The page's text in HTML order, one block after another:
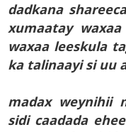
dadkana
xumaatay
waxaa leeskula
ka talinaayi si uu
madax weynihii
sidi caadada